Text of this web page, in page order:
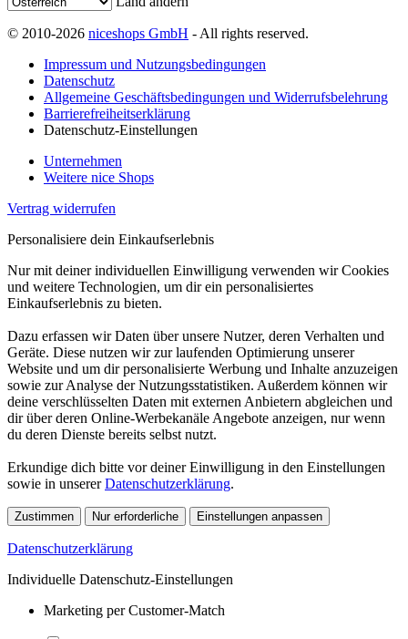
© 2010-2026 niceshops GmbH - All rights reserved.
Impressum und Nutzungsbedingungen
Datenschutz
Allgemeine Geschäftsbedingungen und Widerrufsbelehrung
Barrierefreiheitserklärung
Datenschutz-Einstellungen
Unternehmen
Weitere nice Shops
Vertrag widerrufen
Personalisiere dein Einkaufserlebnis
Nur mit deiner individuellen Einwilligung verwenden wir Cookies
und weitere Technologien, um dir ein personalisiertes
Einkaufserlebnis zu bieten.
Dazu erfassen wir Daten über unsere Nutzer, deren Verhalten und
Geräte. Diese nutzen wir zur laufenden Optimierung unserer
Website und um dir personalisierte Werbung und Inhalte anzuzeigen
sowie zur Analyse der Nutzungsstatistiken. Außerdem können wir
deine verschlüsselten Daten mit externen Anbietern abgleichen und
dir über deren Online-Werbekanäle Angebote anzeigen, nur wenn
du deren Dienste bereits selbst nutzt.
Erkundige dich bitte vor deiner Einwilligung in den Einstellungen
sowie in unsererDatenschutzerklärung.
Zustimmen Nur erforderliche Einstellungen anpassen
Datenschutzerklärung
Individuelle Datenschutz-Einstellungen
Marketing per Customer-Match